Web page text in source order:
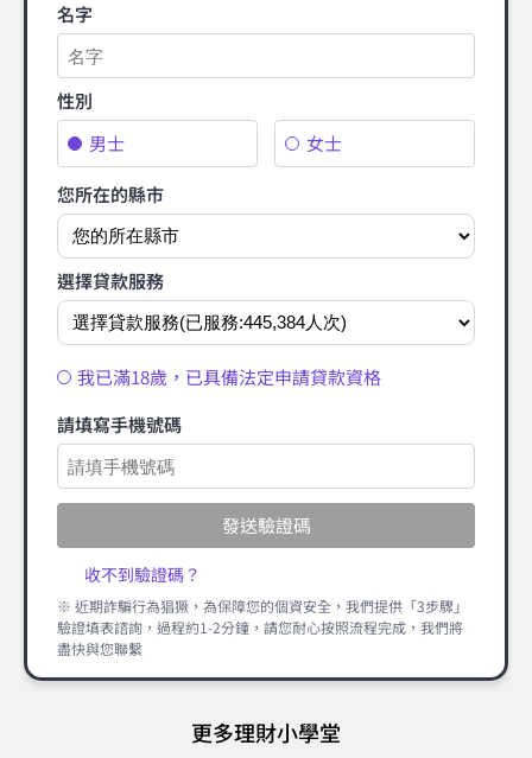
名字
性別
男士
女士
您所在的縣市
選擇貸款服務
我已滿18歲，已具備法定申請貸款資格
請填寫手機號碼
發送驗證碼
收不到驗證碼？
※ 近期詐騙行為猖獗，為保障您的個資安全，我們提供「3步驟」
驗證填表諮詢，過程約1-2分鐘，請您耐心按照流程完成，我們將
盡快與您聯繫
更多理財小學堂